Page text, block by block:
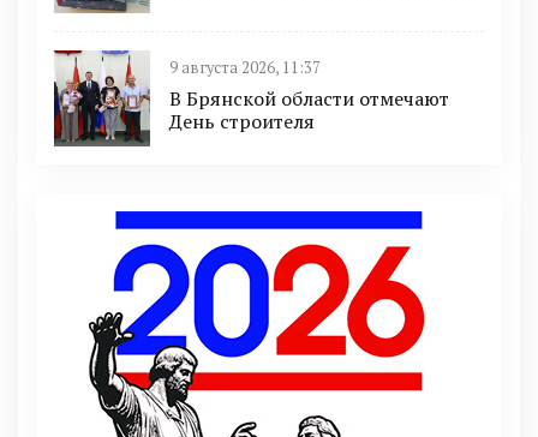
9 августа 2026, 11:37
В Брянской области отмечают
День строителя